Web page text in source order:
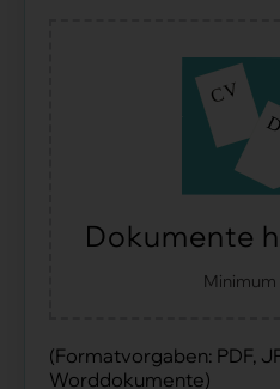
Dokumente
Minimum
(Formatvorgaben: PDF,
Worddokumente)